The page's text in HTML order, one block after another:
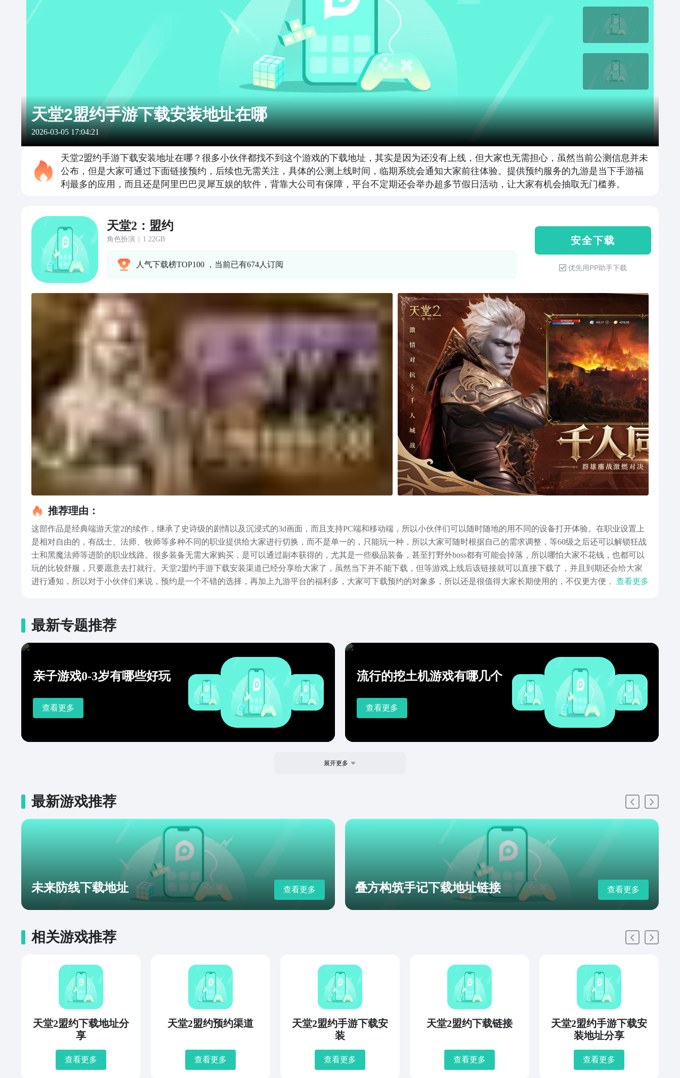
天堂2盟约手游下载安装地址在哪
2026-03-05 17:04:21
天堂2盟约手游下载安装地址在哪？很多小伙伴都找不到这个游戏的下载地址，其实是因为还没有上线，但大家也无需担心，虽然当前公测信息并未
公布，但是大家可通过下面链接预约，后续也无需关注，具体的公测上线时间，临期系统会通知大家前往体验。提供预约服务的九游是当下手游福
利最多的应用，而且还是阿里巴巴灵犀互娱的软件，背靠大公司有保障，平台不定期还会举办超多节假日活动，让大家有机会抽取无门槛券。
天堂2：盟约
角色扮演 1.22GB
人气下载榜TOP100 ，当前已有674人订阅
安 全 下 载
优先用PP助手下载
推荐理由：
这部作品是经典端游天堂2的续作，继承了史诗级的剧情以及沉浸式的3d画面，而且支持PC端和移动端，所以小伙伴们可以随时随地的用不同的设备打开体验。在职业设置上
是相对自由的，有战士、法师、牧师等多种不同的职业提供给大家进行切换，而不是单一的，只能玩一种，所以大家可随时根据自己的需求调整，等60级之后还可以解锁狂战
士和黑魔法师等进阶的职业线路。很多装备无需大家购买，是可以通过副本获得的，尤其是一些极品装备，甚至打野外boss都有可能会掉落，所以哪怕大家不花钱，也都可以
玩的比较舒服，只要愿意去打就行。天堂2盟约手游下载安装渠道已经分享给大家了，虽然当下并不能下载，但等游戏上线后该链接就可以直接下载了，并且到期还会给大家
进行通知，所以对于小伙伴们来说，预约是一个不错的选择，再加上九游平台的福利多，大家可下载预约的对象多，所以还是很值得大家长期使用的，不仅更方便，无需时刻
查看更多
最新专题推荐
亲子游戏0-3岁有哪些好玩
查看更多
流行的挖土机游戏有哪几个
查看更多
展开更多
最新游戏推荐
未来防线下载地址 查看更多 叠方构筑手记下载地址链接 查看更多
相关游戏推荐
天堂2盟约下载地址分
享
查看更多
天堂2盟约预约渠道
查看更多
天堂2盟约手游下载安
装
查看更多
天堂2盟约下载链接
查看更多
天堂2盟约手游下载安
装地址分享
查看更多